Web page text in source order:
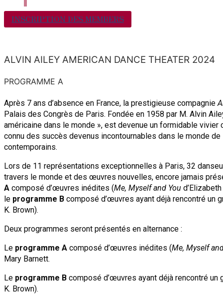
INSCRIPTION DES MEMBERS
ALVIN AILEY AMERICAN DANCE THEATER 2024
PROGRAMME A
Après 7 ans d’absence en France, la prestigieuse compagnie
Palais des Congrès de Paris. Fondée en 1958 par M. Alvin
américaine dans le monde », est devenue un formidable
connu des succès devenus incontournables dans le monde
contemporains.
Lors de 11 représentations exceptionnelles à Paris, 32
travers le monde et des œuvres nouvelles, encore jamais
A composé d’œuvres inédites (Me, Myself and You
le programme B composé d’œuvres ayant déjà rencontré un
K. Brown).
Deux programmes seront présentés en alternance :
Le programme A composé d’œuvres inédites (Me, Myself
Mary Barnett.
Le programme B composé d’œuvres ayant déjà rencontré un
K. Brown).